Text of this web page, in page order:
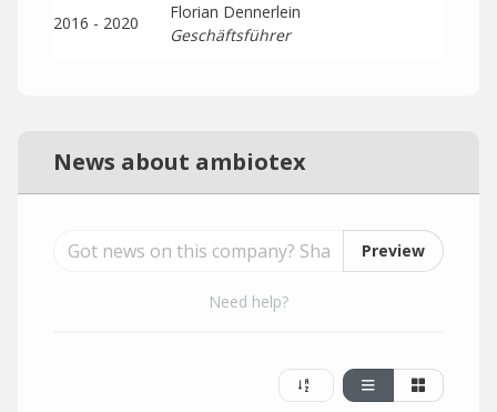
2016 - 2020
Florian Dennerlein
Geschäftsführer
News about ambiotex
Preview
Need help?